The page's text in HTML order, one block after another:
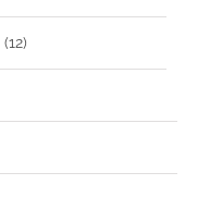
(12)